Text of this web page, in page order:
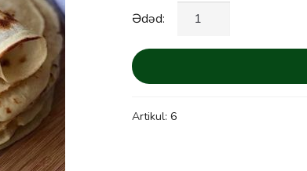
Ədəd:
Yuxa
(6
quantity
Artikul: 6